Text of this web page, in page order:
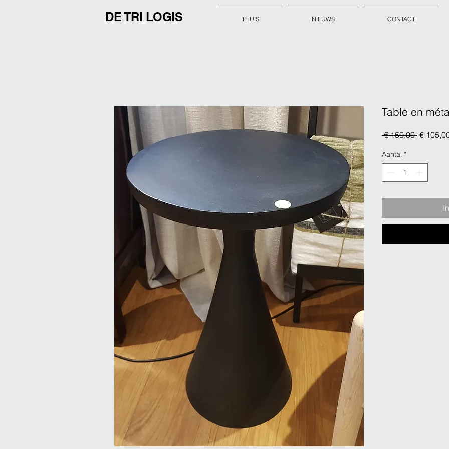
DE TRI LOGIS THUIS NIEUWS CONTACT
Table en
€ 150,00 Normale
€
Aantal *